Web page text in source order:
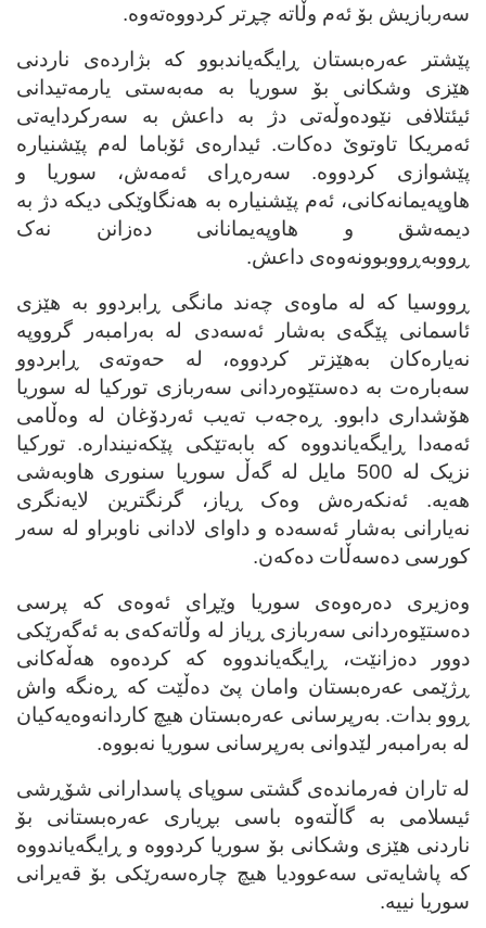
سه‌ربازیش بۆ ئه‌م وڵاته‌ چڕتر کردووه‌ته‌وه‌.
پێشتر عه‌ره‌بستان ڕایگه‌یاندبوو که‌ بژارده‌ی ناردنی
هێزی وشکانی بۆ سوریا به‌ مه‌به‌ستی یارمه‌تیدانی
ئیئتلافی نێوده‌وڵه‌تی دژ به‌ داعش به‌ سه‌رکردایه‌تی
ئه‌مریکا تاوتوێ ده‌کات. ئیداره‌ی ئۆباما له‌م پێشنیاره‌
پێشوازی کردووه‌. سه‌ره‌ڕای ئه‌مه‌ش، سوریا و
هاوپه‌یمانه‌کانی، ئه‌م پێشنیاره‌ به‌ هه‌نگاوێکی دیکه‌ دژ به‌
دیمه‌شق و هاوپه‌یمانانی ده‌زانن نه‌ک
ڕووبه‌ڕووبوونه‌وه‌ی داعش.
ڕووسیا که‌ له‌ ماوه‌ی چه‌ند مانگی ڕابردوو به‌ هێزی
ئاسمانی پێگه‌ی به‌شار ئه‌سه‌دی له‌ به‌رامبه‌ر گرووپه‌
نه‌یاره‌کان به‌هێزتر کردووه‌، له‌ حه‌وته‌ی ڕابردوو
سه‌باره‌ت به‌ ده‌ستێوه‌ردانی سه‌ربازی تورکیا له‌ سوریا
هۆشداری دابوو. ڕه‌جه‌ب ته‌یب ئه‌ردۆغان له‌ وه‌ڵامی
ئه‌مه‌دا ڕایگه‌یاندووه‌ که‌ بابه‌تێکی پێکه‌نینداره‌. تورکیا
نزیک له‌ 500 مایل له‌ گه‌ڵ سوریا سنوری هاوبه‌شی
هه‌یه‌. ئه‌نکه‌ره‌ش وه‌ک ڕیاز، گرنگترین لایه‌نگری
نه‌یارانی به‌شار ئه‌سه‌ده‌ و داوای لادانی ناوبراو له‌ سه‌ر
کورسی ده‌سه‌ڵات ده‌که‌ن.
وه‌زیری ده‌ره‌وه‌ی سوریا وێڕای ئه‌وه‌ی که‌ پرسی
ده‌ستێوه‌ردانی سه‌ربازی ڕیاز له‌ وڵاته‌که‌ی به‌ ئه‌گه‌رێکی
دوور ده‌زانێت، ڕایگه‌یاندووه‌ که‌ کرده‌وه‌ هه‌ڵه‌کانی
ڕژێمی عه‌ره‌بستان وامان پێ ده‌ڵێت که‌ ڕه‌نگه‌ واش
ڕوو بدات. به‌رپرسانی عه‌ره‌بستان هیچ کاردانه‌وه‌یه‌کیان
له‌ به‌رامبه‌ر لێدوانی به‌رپرسانی سوریا نه‌بووه‌.
له‌ تاران فه‌رمانده‌ی گشتی سوپای پاسدارانی شۆڕشی
ئیسلامی به‌ گاڵته‌وه‌ باسی بڕیاری عه‌ره‌بستانی بۆ
ناردنی هێزی وشکانی بۆ سوریا کردووه‌ و ڕایگه‌یاندووه‌
که‌ پاشایه‌تی سه‌عوودیا هیچ چاره‌سه‌رێکی بۆ قه‌یرانی
سوریا نییه‌.